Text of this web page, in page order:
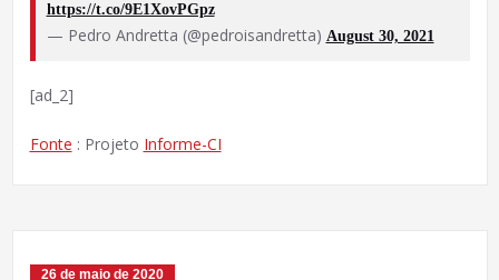
https://t.co/9E1XovPGpz
— Pedro Andretta (@pedroisandretta) August 30, 2021
[ad_2]
Fonte : Projeto Informe-CI
26 de maio de 2020